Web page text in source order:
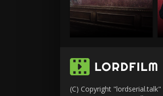
(C) Copyright